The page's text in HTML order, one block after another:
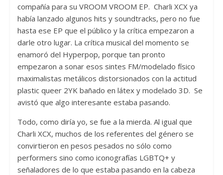
compañía para su VROOM VROOM EP. Charli XCX ya
había lanzado algunos hits y soundtracks, pero no fue
hasta ese EP que el público y la crítica empezaron a
darle otro lugar. La crítica musical del momento se
enamoró del Hyperpop, porque tan pronto
empezaron a sonar esos sintes FM/modelado físico
maximalistas metálicos distorsionados con la actitud
plastic queer 2YK bañado en látex y modelado 3D. Se
avistó que algo interesante estaba pasando.
Todo, como diría yo, se fue a la mierda. Al igual que
Charli XCX, muchos de los referentes del género se
convirtieron en pesos pesados no sólo como
performers sino como iconografías LGBTQ+ y
señaladores de lo que estaba pasando en la cabeza